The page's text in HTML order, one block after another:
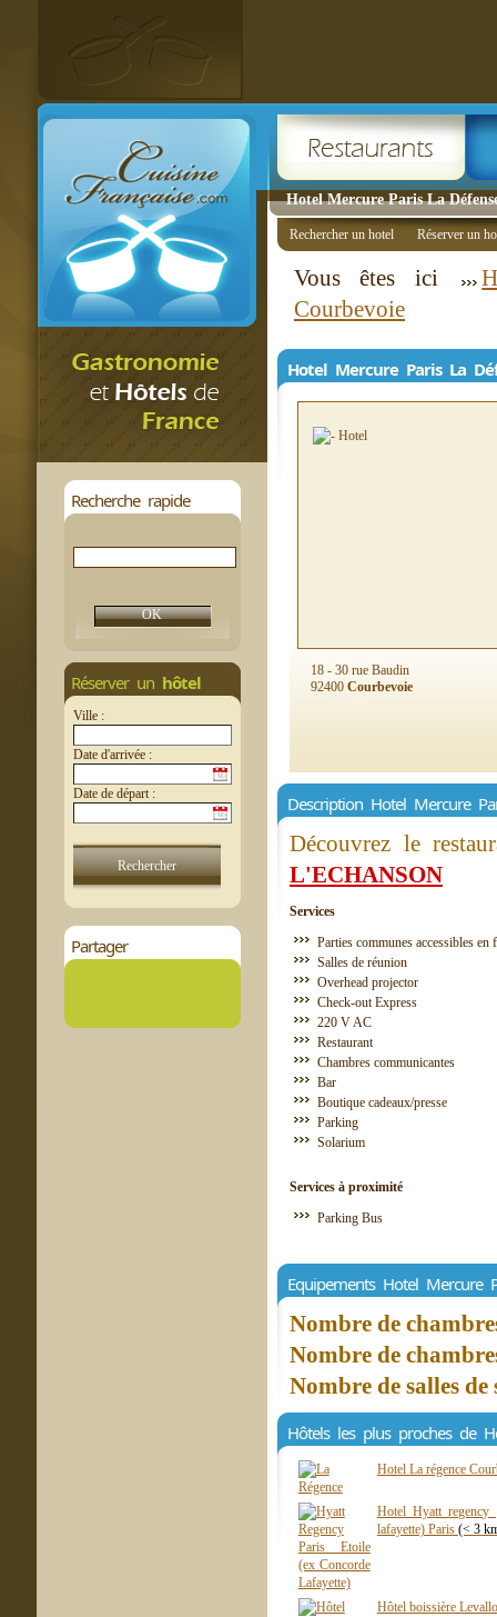
Hotel Mercure Paris La
Recherche rapide
Réserver un hôtel
Ville :
Date d'arrivée :
Date de départ :
Partager
Rechercher un hotel Réserver un
Vous êtes ici
Courbevoie
Hotel Mercure Paris La
18 - 30 rue Baudin
92400 Courbevoie
Description Hotel Mercure
Découvrez le
L'ECHANSON
Services
Parties communes accessibles en
Salles de réunion
Overhead projector
Check-out Express
220 V AC
Restaurant
Chambres communicantes
Bar
Boutique cadeaux/presse
Parking
Solarium
Services à proximité
Parking Bus
Equipements Hotel Mercure
Nombre de
Nombre de
Nombre de salles
Hôtels les plus proches de
Hotel La régence
Hotel Hyatt regency
lafayette) Paris (< 3
Hôtel boissière